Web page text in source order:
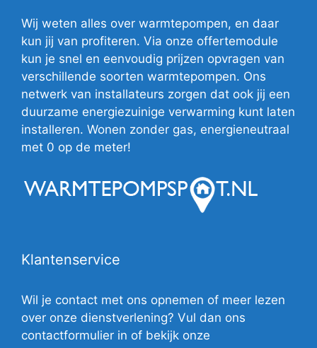
Wij weten alles over warmtepompen, en daar
kun jij van profiteren. Via onze offertemodule
kun je snel en eenvoudig prijzen opvragen van
verschillende soorten warmtepompen. Ons
netwerk van installateurs zorgen dat ook jij een
duurzame energiezuinige verwarming kunt laten
installeren. Wonen zonder gas, energieneutraal
met 0 op de meter!
Klantenservice
Wil je contact met ons opnemen of meer lezen
over onze dienstverlening? Vul dan ons
contactformulier in of bekijk onze